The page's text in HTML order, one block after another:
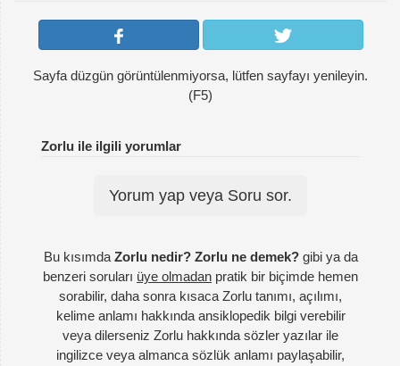
Sayfa düzgün görüntülenmiyorsa, lütfen sayfayı yenileyin.
(F5)
Zorlu ile ilgili yorumlar
Yorum yap veya Soru sor.
Bu kısımda Zorlu nedir? Zorlu ne demek?gibi ya da
benzeri soruları üye olmadan pratik bir biçimde hemen
sorabilir, daha sonra kısaca Zorlu tanımı, açılımı,
kelime anlamı hakkında ansiklopedik bilgi verebilir
veya dilerseniz Zorlu hakkında sözler yazılar ile
ingilizce veya almanca sözlük anlamı paylaşabilir,